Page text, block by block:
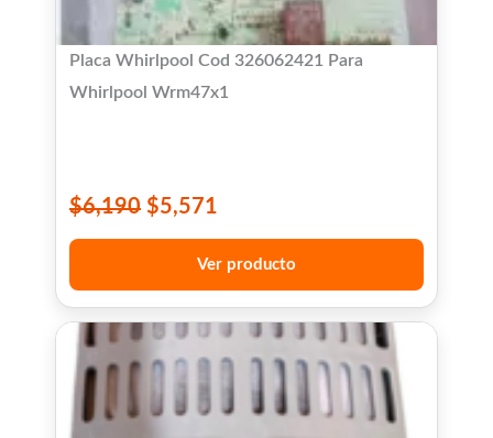
Placa Whirlpool Cod 326062421 Para
Whirlpool Wrm47x1
$6,190 $5,571
Ver producto